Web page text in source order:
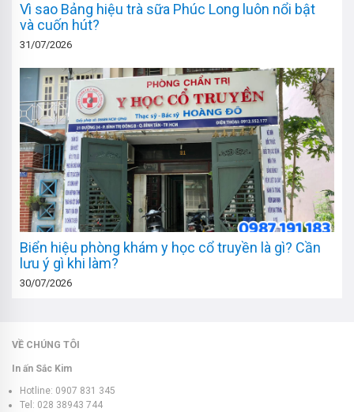
Vì sao Bảng hiệu trà sữa Phúc Long luôn nổi bật
và cuốn hút?
31/07/2026
Biển hiệu phòng khám y học cổ truyền là gì? Cần
lưu ý gì khi làm?
30/07/2026
VỀ CHÚNG TÔI
In ấn Sắc Kim
Hotline: 0907 831 345
Tel: 028 38943 744